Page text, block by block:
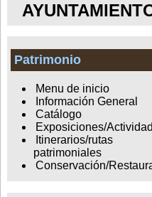
Patrimonio
Menu de inicio
Información General
Catálogo
Exposiciones/
Itinerarios/rutas
patrimoniales
Conservación/